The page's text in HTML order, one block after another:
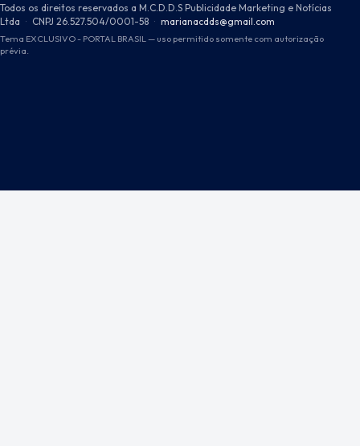
Todos os direitos reservados a M.C.D.D.S Publicidade Marketing e Notícias
Ltda · CNPJ 26.527.504/0001-58 · marianacdds@gmail.com
Tema EXCLUSIVO - PORTAL BRASIL — uso permitido somente com autorização
prévia.